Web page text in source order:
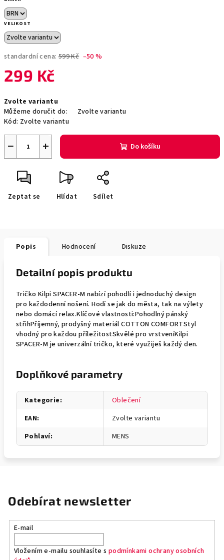
VELIKOST
standardní cena: 599 Kč –50 %
299 Kč
cena:
Zvolte variantu
Můžeme doručit do:
Zvolte variantu
Kód: Zvolte variantu
+
− Do košíku
Zeptat se Hlídat Sdílet
Popis Hodnocení Diskuze
Detailní popis produktu
Tričko Kilpi SPACER-M nabízí pohodlí i jednoduchý design
pro každodenní nošení. Hodí se jak do města, tak na výlety
nebo domácí relax.Klíčové vlastnosti:Pohodlný pánský
střihPříjemný, prodyšný materiál COTTON COMFORTStyl
vhodný pro každou příležitostSkvělé pro vrstveníKilpi
SPACER-M je univerzální tričko, které využiješ každý den.
Doplňkové parametry
Kategorie:
Oblečení
EAN:
Zvolte variantu
Pohlaví: MENS
Odebírat newsletter
E-mail
Vložením e-mailu souhlasíte s podmínkami ochrany osobních